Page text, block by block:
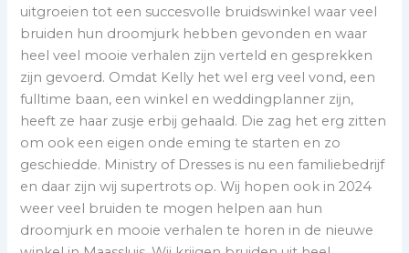
uitgroeien tot een succesvolle bruidswinkel waar veel
bruiden hun droomjurk hebben gevonden en waar
heel veel mooie verhalen zijn verteld en gesprekken
zijn gevoerd. Omdat Kelly het wel erg veel vond, een
fulltime baan, een winkel en weddingplanner zijn,
heeft ze haar zusje erbij gehaald. Die zag het erg zitten
om ook een eigen onde eming te starten en zo
geschiedde. Ministry of Dresses is nu een familiebedrijf
en daar zijn wij supertrots op. Wij hopen ook in 2024
weer veel bruiden te mogen helpen aan hun
droomjurk en mooie verhalen te horen in de nieuwe